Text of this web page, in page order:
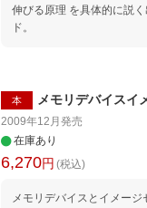
伸びる原理 を具体的に説
ド。
本 メモリデバイスイ
2009年12月 発売
在庫あり
6,270円 (税込)
メモリデバイスとイメー